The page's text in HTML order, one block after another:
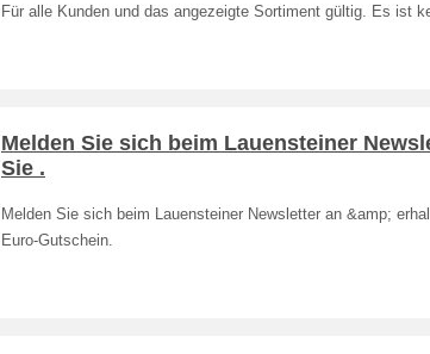
Für alle Kunden und das angezeigte Sortiment gültig. Es ist
Melden Sie sich beim Lauensteiner
Sie .
Melden Sie sich beim Lauensteiner Newsletter an &amp;
Euro-Gutschein.